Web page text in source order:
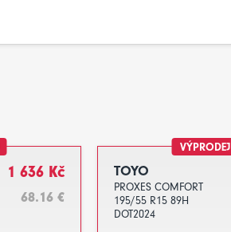
1 636 Kč
68.16 €
VÝPRODEJ
TOYO
PROXES COMFORT
195/55 R15 89H
DOT2024